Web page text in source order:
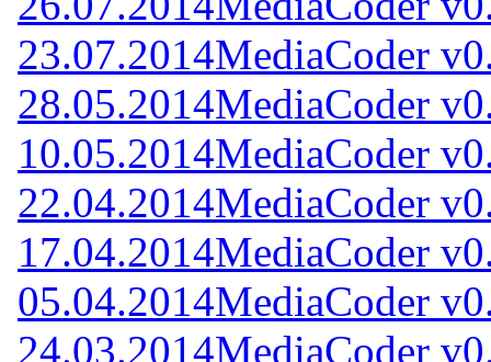
23.07.2014MediaCoder
28.05.2014MediaCoder
10.05.2014MediaCoder
22.04.2014MediaCoder
17.04.2014MediaCoder
05.04.2014MediaCoder
24.03.2014MediaCoder